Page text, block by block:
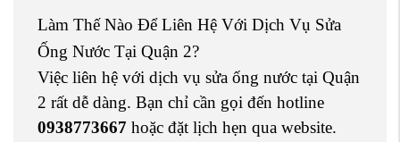
Làm Thế Nào Để Liên Hệ Với Dịch Vụ Sửa
Ống Nước Tại Quận 2?
Việc liên hệ với dịch vụ sửa ống nước tại Quận
2 rất dễ dàng. Bạn chỉ cần gọi đến hotline
0938773667 hoặc đặt lịch hẹn qua website.